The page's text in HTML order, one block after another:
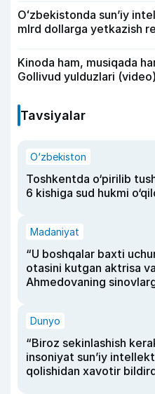
Oʻzbekistonda sunʼiy
mlrd dollarga yetkazish
Kinoda ham, musiqada
Gollivud yulduzlari (video)
Tavsiyalar
O‘zbekiston
Toshkentda o‘pirilib
6 kishiga sud hukmi
Madaniyat
“U boshqalar baxti
otasini kutgan aktrisa
Ahmedovaning
Dunyo
“Biroz sekinlashish
insoniyat sun’iy
qolishidan xavotir